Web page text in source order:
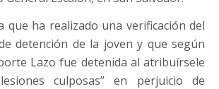
que ha realizado una verificación del
detención de la joven y que según
Lazo fue detenida al atribuírsele
culposas” en perjuicio de